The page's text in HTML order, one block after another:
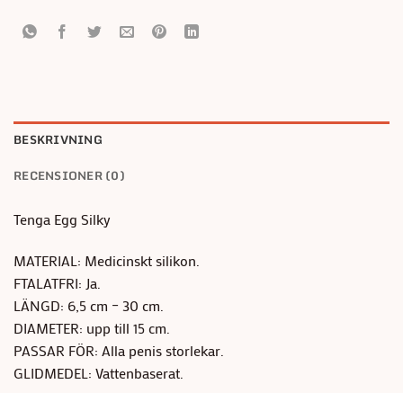
BESKRIVNING
RECENSIONER (0)
Tenga Egg Silky
MATERIAL: Medicinskt silikon.
FTALATFRI: Ja.
LÄNGD: 6,5 cm – 30 cm.
DIAMETER: upp till 15 cm.
PASSAR FÖR: Alla penis storlekar.
GLIDMEDEL: Vattenbaserat.